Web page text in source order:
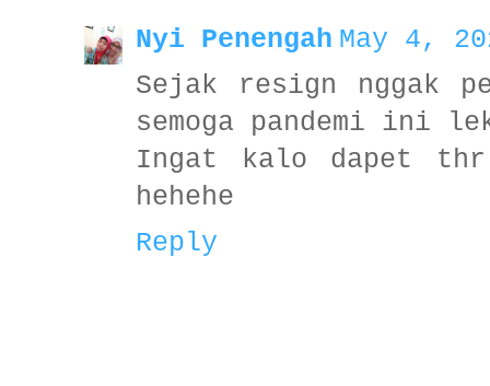
Nyi Penengah May 4,
Sejak resign nggak
semoga pandemi ini
Ingat kalo dapet
hehehe
Reply